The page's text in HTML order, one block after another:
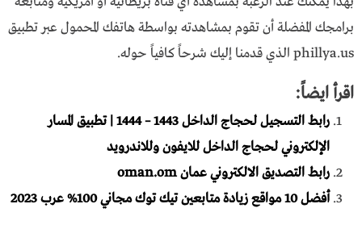
برامجك المفضلة أن تقوم بمشاهدته بواسطة هاتفك المحمول عبر تطبيق
phillya.us الذي قدمنا إليك شرحاً كافياً حوله.
اقرأ ايضاً:
رابط التسجيل لحجاج الداخل 1443 – 1444 | تطبيق المسار
الإلكتروني لحجاج الداخل للايفون وللاندرويد
رابط التصديق الالكتروني عمان oman.om
أفضل 10 مواقع زيادة متابعين تيك توك مجاني 100% عرب 2023